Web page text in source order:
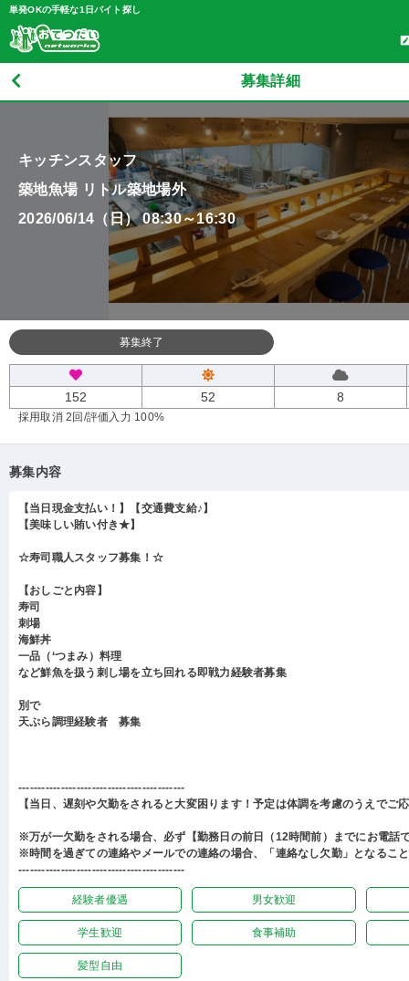
単発OKの手軽な1日バイト探し
募集詳細
キッチンスタッフ
築地魚場 リトル築地場外
2026/06/14（日） 08:30～16:30
募集終了
152 52 8
採用取消 2回 /評価入力 100%
募集内容
【当日現金支払い！】【交通費支給♪】
【美味しい賄い付き★】
☆寿司職人スタッフ募集！☆
【おしごと内容】
寿司
刺場
海鮮丼
一品（‘つまみ）料理
など鮮魚を扱う刺し場を立ち回れる即戦力経験者募集
別で
天ぷら調理経験者 募集
-------------------------------------------
【当日、遅刻や欠勤をされると大変困ります！予定は体調を考慮のうえでご
※万が一欠勤をされる場合、必ず【勤務日の前日（12時間前）までにお電話
※時間を過ぎての連絡やメールでの連絡の場合、「連絡なし欠勤」となるこ
-------------------------------------------
経験者優遇 男女歓迎
学生歓迎 食事補助
髪型自由